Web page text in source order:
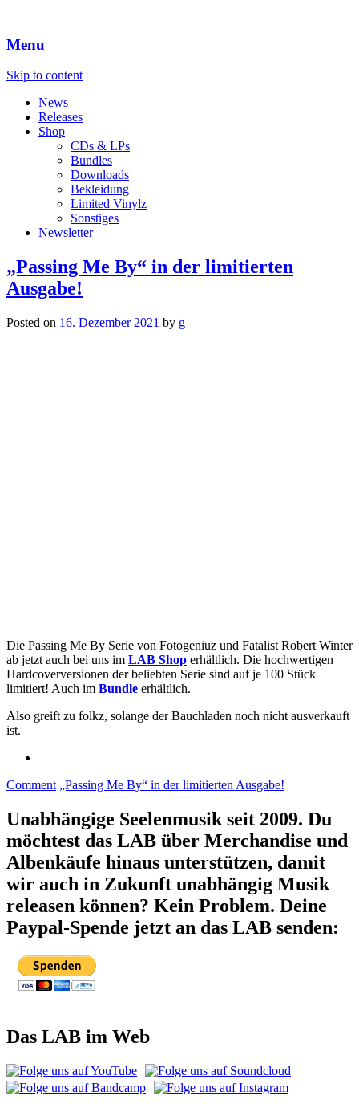
Menu
Skip to content
News
Releases
Shop
CDs & LPs
Bundles
Downloads
Bekleidung
Limited Vinylz
Sonstiges
Newsletter
„Passing Me By“ in der limitierten
Ausgabe!
Posted on 16. Dezember 2021 by g
Die Passing Me By Serie von Fotogeniuz und Fatalist Robert Winter
ab jetzt auch bei uns im LAB Shop erhältlich. Die hochwertigen
Hardcoverversionen der beliebten Serie sind auf je 100 Stück
limitiert! Auch im Bundle erhältlich.
Also greift zu folkz, solange der Bauchladen noch nicht ausverkauft
ist.
Comment „Passing Me By“ in der limitierten Ausgabe!
Unabhängige Seelenmusik seit 2009. Du
möchtest das LAB über Merchandise und
Albenkäufe hinaus unterstützen, damit
wir auch in Zukunft unabhängig Musik
releasen können? Kein Problem. Deine
Paypal-Spende jetzt an das LAB senden:
Das LAB im Web